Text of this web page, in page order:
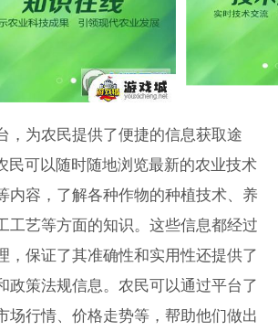
，为农民提供了便捷的信息获取途
民可以随时随地浏览最新的农业技术
内容，了解各种作物的种植技术、养
工艺等方面的知识。这些信息都经过
，保证了其准确性和实用性还提供了
政策法规信息。农民可以通过平台了
场行情、价格走势等，帮助他们做出